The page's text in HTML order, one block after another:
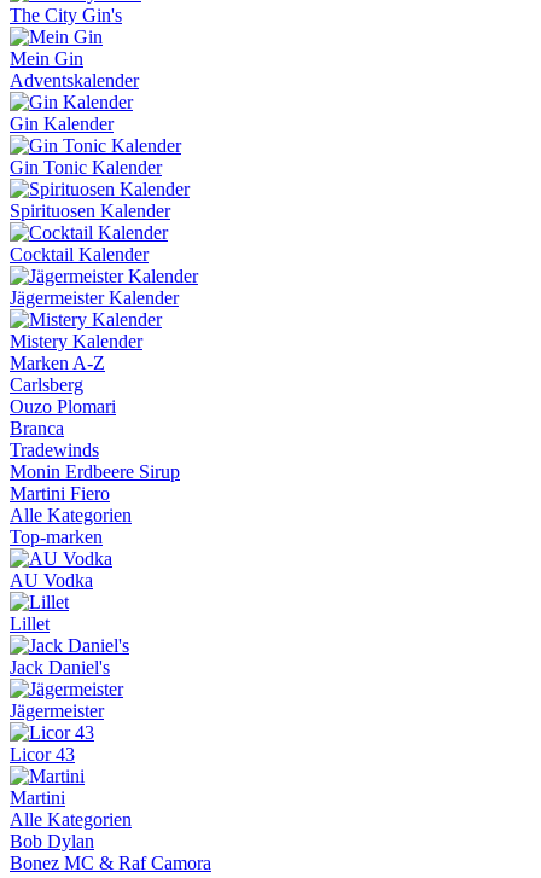
The City Gin's
Mein Gin
Adventskalender
Gin Kalender
Gin Tonic Kalender
Spirituosen Kalender
Cocktail Kalender
Jägermeister Kalender
Mistery Kalender
Marken A-Z
Carlsberg
Ouzo Plomari
Branca
Tradewinds
Monin Erdbeere Sirup
Martini Fiero
Alle Kategorien
Top-marken
AU Vodka
Lillet
Jack Daniel's
Jägermeister
Licor 43
Martini
Alle Kategorien
Bob Dylan
Bonez MC & Raf Camora